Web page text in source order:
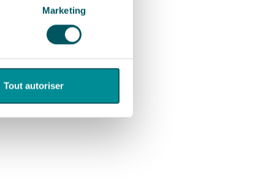
Marketing
Tout autoriser